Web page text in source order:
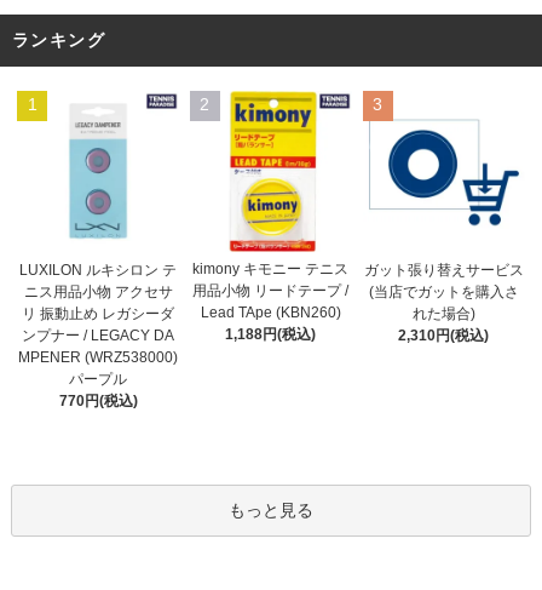
ランキング
1
LUXILON ルキシロン テ
ニス用品小物 アクセサ
リ 振動止め レガシーダ
ンプナー / LEGACY DA
MPENER (WRZ538000)
パープル
770円(税込)
2
kimony キモニー テニス
用品小物 リードテープ /
Lead TApe (KBN260)
1,188円(税込)
3
ガット張り替えサービス
(当店でガットを購入さ
れた場合)
2,310円(税込)
もっと見る